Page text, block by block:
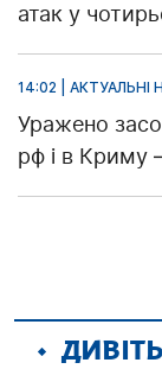
атак у
14:02 | АКТУАЛЬНІ
Уражено
рф і в Криму